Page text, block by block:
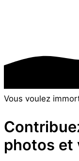
Vous voulez
photos et